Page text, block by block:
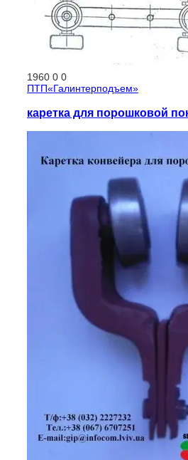
1960 0 0
ПТП«Галинтерподъем»
каретка для порошковой